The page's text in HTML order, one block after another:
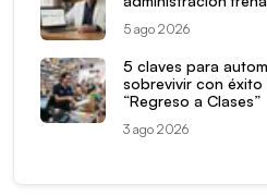
5 ago 2026
5 claves para
sobrevivir con
“Regreso a Clases”
3 ago 2026